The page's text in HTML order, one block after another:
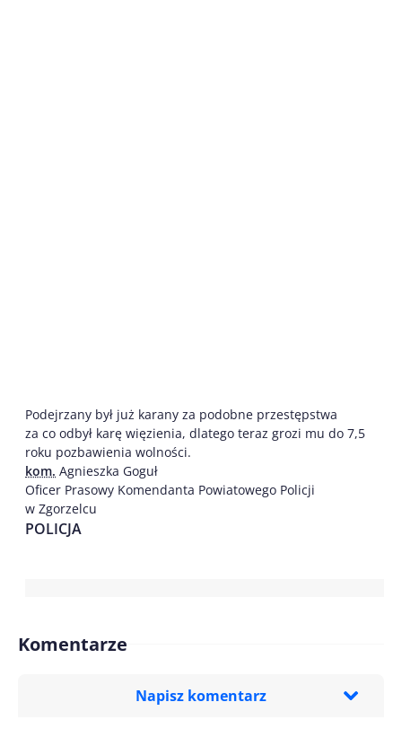
Podejrzany był już karany za podobne przestępstwa
za co odbył karę więzienia, dlatego teraz grozi mu do 7,5
roku pozbawienia wolności.
kom. Agnieszka Goguł
Oficer Prasowy Komendanta Powiatowego Policji
w Zgorzelcu
POLICJA
Komentarze
Napisz komentarz